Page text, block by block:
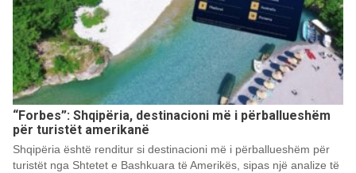
“Forbes”: Shqipëria, destinacioni më i përballueshëm
për turistët amerikanë
Shqipëria është renditur si destinacioni më i përballueshëm për
turistët nga Shtetet e Bashkuara të Amerikës, sipas një analize të